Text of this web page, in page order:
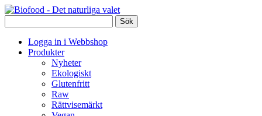
Logga in i Webbshop
Produkter
Nyheter
Ekologiskt
Glutenfritt
Raw
Rättvisemärkt